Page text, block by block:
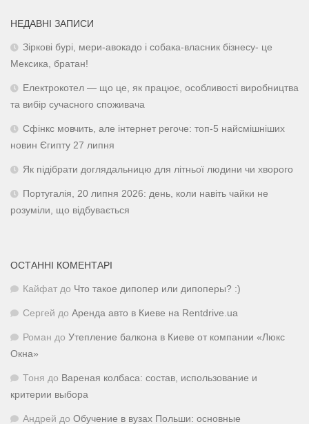
НЕДАВНІ ЗАПИСИ
Зіркові бурі, мери-авокадо і собака-власник бізнесу- це
Мексика, братан!
Електрокотел — що це, як працює, особливості виробництва
та вибір сучасного споживача
Сфінкс мовчить, але інтернет регоче: топ-5 найсмішніших
новин Єгипту 27 липня
Як підібрати доглядальницю для літньої людини чи хворого
Португалія, 20 липня 2026: день, коли навіть чайки не
розуміли, що відбувається
ОСТАННІ КОМЕНТАРІ
Кайфат до Что такое дипопер или дипоперы? :)
Сергей до Аренда авто в Киеве на Rentdrive.ua
Роман до Утепление балкона в Киеве от компании «Люкс
Окна»
Тоня до Вареная колбаса: состав, использование и
критерии выбора
Андрей до Обучение в вузах Польши: основные